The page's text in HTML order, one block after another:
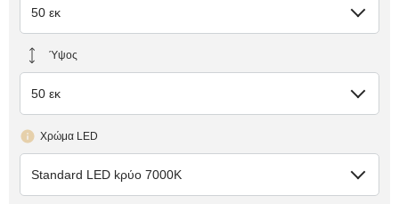
50 εκ
Ύψος
50 εκ
Χρώμα LED
Standard LED kρύο 7000K